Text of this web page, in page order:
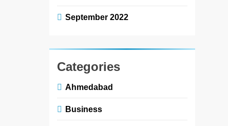
September 2022
Categories
Ahmedabad
Business